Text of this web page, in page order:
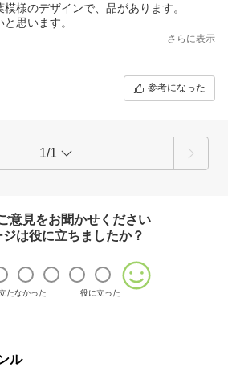
様のデザインで、品があります。
思います。
さらに表示
参考になった
1/1
意見をお聞かせください
ジは役に立ちましたか？
たなかった 役に立った
ル